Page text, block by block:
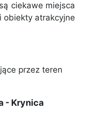
ciekawe miejsca
obiekty atrakcyjne
przez teren
- Krynica